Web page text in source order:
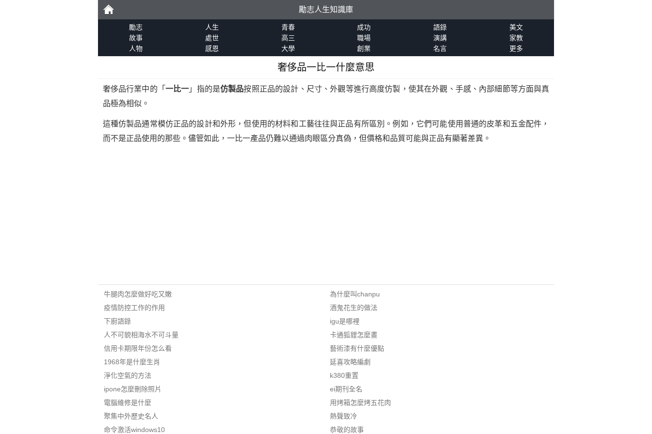
勵
勵志人生知識庫
勵志 人生 青春 成功 語錄
美文
故事
處世 高三 職場 演講
家教
人物
感恩 大學 創業 名言 更多
奢侈品一比一什麼意思
奢侈品行業中的「 一比一 」指的是仿製品按照正品的設計、尺寸、外觀等進行高度仿製，使其在外觀、手感、內部細節等方面與真
品極為相似。
這種仿製品通常模仿正品的設計和外形，但使用的材料和工藝往往與正品有所區別。例如，它們可能使用普通的皮革和五金配件，
而不是正品使用的那些。儘管如此，一比一產品仍難以通過肉眼區分真偽，但價格和品質可能與正品有顯著差異。
牛腿肉怎麼做好吃又嫩
疫情防控工作的作用
下廚語錄
人不可貌相海水不可斗量
信用卡期限年份怎么看
1968年是什麼生肖
淨化空氣的方法
ipone怎麼刪除照片
電腦維修是什麼
聚集中外歷史名人
命令激活windows10
為什麼叫chanpu
酒鬼花生的做法
igu是哪裡
卡通狐貍怎麼畫
藝術漆有什麼優點
延喜攻略編劇
k380重置
ei期刊全名
用烤箱怎麼烤五花肉
熱聲致冷
恭敬的故事